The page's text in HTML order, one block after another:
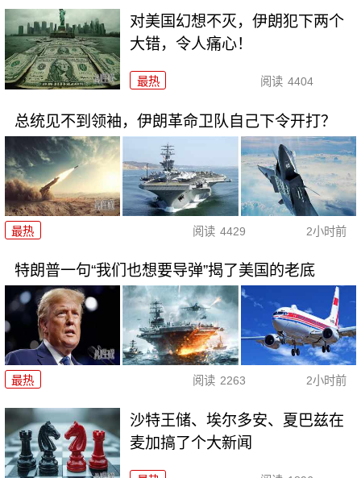
对美国幻想不灭，伊朗犯下两个
大错，令人痛心！
最热 阅读 4404
总统见不到领袖，伊朗革命卫队自己下令开打？
最热 阅读 4429 2小时前
特朗普一句“我们也想要导弹”揭了美国的老底
最热 阅读 2263 2小时前
沙特王储、埃尔多安、夏巴兹在
麦加搞了个大新闻